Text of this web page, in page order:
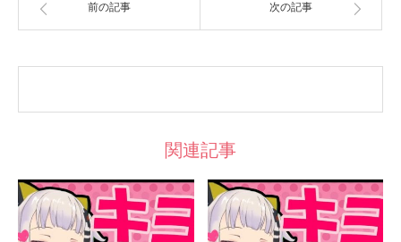
前の記事 次の記事
関連記事